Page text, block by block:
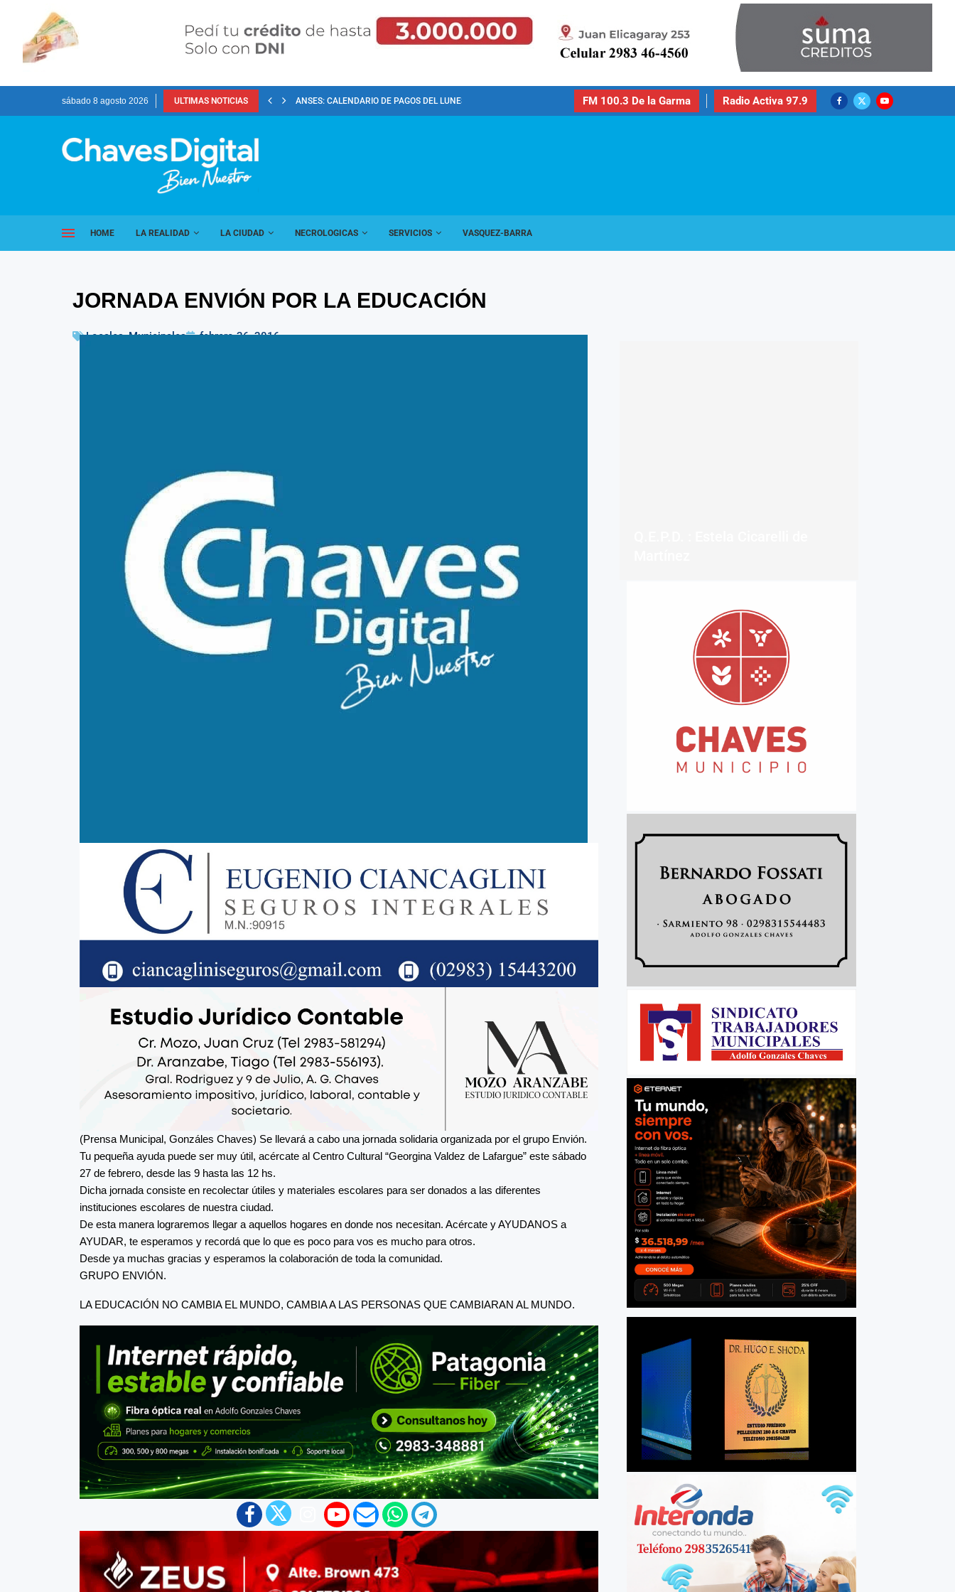
sábado 8 agosto 2026 ULTIMAS NOTICIAS ANSES: CALENDARIO DE PAGOS DEL LUNES 10 DE... FM 100.3 De la Garma Radio Activa 97.9
HOME LA REALIDAD LA CIUDAD NECROLOGICAS SERVICIOS VASQUEZ-BARRA
JORNADA ENVIÓN POR LA EDUCACIÓN
Locales,Municipales febrero 26, 2016
(Prensa Municipal, Gonzáles Chaves) Se llevará a cabo una jornada solidaria organizada por el grupo Envión.
Tu pequeña ayuda puede ser muy útil, acércate al Centro Cultural “Georgina Valdez de Lafargue” este sábado
27 de febrero, desde las 9 hasta las 12 hs.
Dicha jornada consiste en recolectar útiles y materiales escolares para ser donados a las diferentes
instituciones escolares de nuestra ciudad.
De esta manera lograremos llegar a aquellos hogares en donde nos necesitan. Acércate y AYUDANOS a
AYUDAR, te esperamos y recordá que lo que es poco para vos es mucho para otros.
Desde ya muchas gracias y esperamos la colaboración de toda la comunidad.
GRUPO ENVIÓN.
LA EDUCACIÓN NO CAMBIA EL MUNDO, CAMBIA A LAS PERSONAS QUE CAMBIARAN AL MUNDO.